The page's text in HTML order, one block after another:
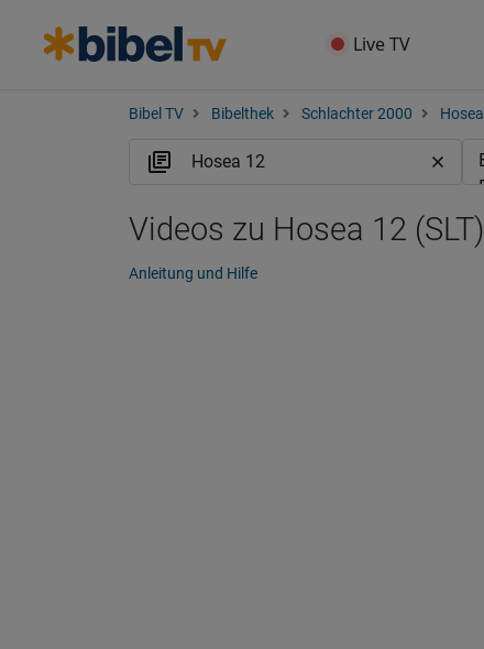
Live TV
Bibel TV Bibelthek Schlachter 2000 Hosea
Videos zu Hosea 12 (SLT)
Anleitung und Hilfe